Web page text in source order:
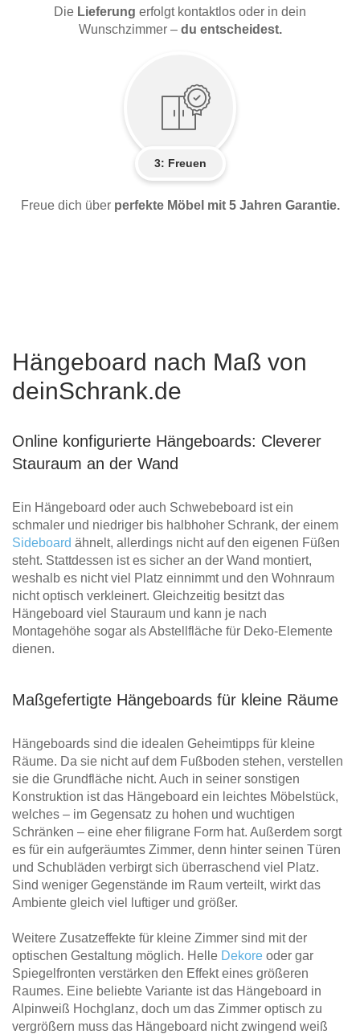
Die Lieferung erfolgt kontaktlos oder in dein
Wunschzimmer – du entscheidest.
3: Freuen
Freue dich über perfekte Möbel mit 5 Jahren Garantie.
Hängeboard nach Maß von
deinSchrank.de
Online konfigurierte Hängeboards: Cleverer
Stauraum an der Wand
Ein Hängeboard oder auch Schwebeboard ist ein
schmaler und niedriger bis halbhoher Schrank, der einem
Sideboard ähnelt, allerdings nicht auf den eigenen Füßen
steht. Stattdessen ist es sicher an der Wand montiert,
weshalb es nicht viel Platz einnimmt und den Wohnraum
nicht optisch verkleinert. Gleichzeitig besitzt das
Hängeboard viel Stauraum und kann je nach
Montagehöhe sogar als Abstellfläche für Deko-Elemente
dienen.
Maßgefertigte Hängeboards für kleine Räume
Hängeboards sind die idealen Geheimtipps für kleine
Räume. Da sie nicht auf dem Fußboden stehen, verstellen
sie die Grundfläche nicht. Auch in seiner sonstigen
Konstruktion ist das Hängeboard ein leichtes Möbelstück,
welches – im Gegensatz zu hohen und wuchtigen
Schränken – eine eher filigrane Form hat. Außerdem sorgt
es für ein aufgeräumtes Zimmer, denn hinter seinen Türen
und Schubläden verbirgt sich überraschend viel Platz.
Sind weniger Gegenstände im Raum verteilt, wirkt das
Ambiente gleich viel luftiger und größer.
Weitere Zusatzeffekte für kleine Zimmer sind mit der
optischen Gestaltung möglich. Helle Dekore oder gar
Spiegelfronten verstärken den Effekt eines größeren
Raumes. Eine beliebte Variante ist das Hängeboard in
Alpinweiß Hochglanz, doch um das Zimmer optisch zu
vergrößern muss das Hängeboard nicht zwingend weiß